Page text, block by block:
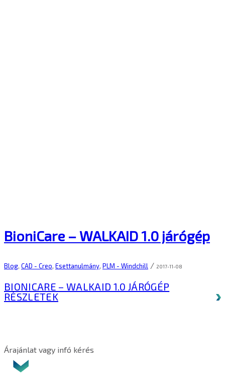
BioniCare – WALKAID 1.0 járógép
Blog, CAD - Creo, Esettanulmány, PLM - Windchill / 2017-11-08
BIONICARE – WALKAID 1.0 JÁRÓGÉP
RÉSZLETEK
Árajánlat vagy infó kérés